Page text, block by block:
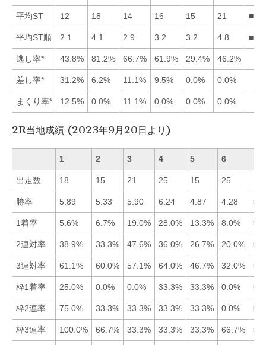
平均ST 12 18 14 16 15 21
平均ST順 2.1 4.1 2.9 3.2 3.2 4.8
逃し率* 43.8% 81.2% 66.7% 61.9% 29.4% 46.2%
差し率* 31.2% 6.2% 11.1% 9.5% 0.0% 0.0%
まくり率* 12.5% 0.0% 11.1% 0.0% 0.0% 0.0%
2R当地成績 (2023年9月20日より)
1 2 3 4 5 6
出走数 18 15 21 25 15 25
勝率 5.89 5.33 5.90 6.24 4.87 4.28
1着率 5.6% 6.7% 19.0% 28.0% 13.3% 8.0%
2連対率 38.9% 33.3% 47.6% 36.0% 26.7% 20.0%
3連対率 61.1% 60.0% 57.1% 64.0% 46.7% 32.0%
枠1着率 25.0% 0.0% 0.0% 33.3% 33.3% 0.0%
枠2連率 75.0% 33.3% 33.3% 33.3% 33.3% 0.0%
枠3連率 100.0% 66.7% 33.3% 33.3% 33.3% 66.7%